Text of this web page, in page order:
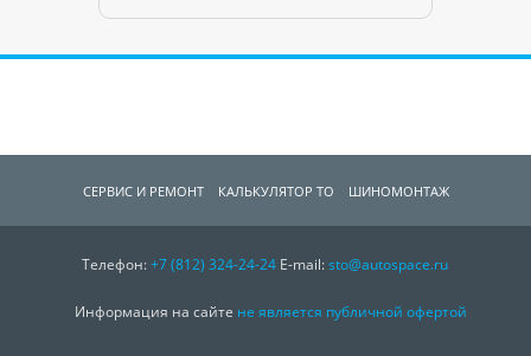
СЕРВИС И РЕМОНТ КАЛЬКУЛЯТОР ТО ШИНОМОНТАЖ
СПЕЦПРЕДЛОЖЕНИЯ О КОМПАНИИ КОНТАКТЫ
Телефон:+7 (812)324-24-24 E-mail:sto@autospace.ru
Информация на сайте не является публичной офертой